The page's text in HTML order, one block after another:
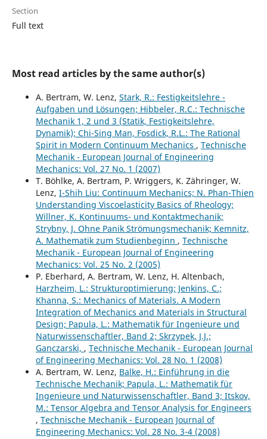
Section
Full text
Most read articles by the same author(s)
A. Bertram, W. Lenz, Stark, R.: Festigkeitslehre -
Aufgaben und Lösungen; Hibbeler, R.C.: Technische
Mechanik 1, 2 und 3 (Statik, Festigkeitslehre,
Dynamik); Chi-Sing Man, Fosdick, R.L.: The Rational
Spirit in Modern Continuum Mechanics , Technische
Mechanik - European Journal of Engineering
Mechanics: Vol. 27 No. 1 (2007)
T. Böhlke, A. Bertram, P. Wriggers, K. Zähringer, W.
Lenz, I-Shih Liu: Continuum Mechanics; N. Phan-Thien
Understanding Viscoelasticity Basics of Rheology;
Willner, K. Kontinuums- und Kontaktmechanik;
Strybny, J. Ohne Panik Strömungsmechanik; Kemnitz,
A. Mathematik zum Studienbeginn , Technische
Mechanik - European Journal of Engineering
Mechanics: Vol. 25 No. 2 (2005)
P. Eberhard, A. Bertram, W. Lenz, H. Altenbach,
Harzheim, L.: Strukturoptimierung; Jenkins, C.;
Khanna, S.: Mechanics of Materials. A Modern
Integration of Mechanics and Materials in Structural
Design; Papula, L.: Mathematik für Ingenieure und
Naturwissenschaftler, Band 2; Skrzypek, J.J.;
Ganczarski, , Technische Mechanik - European Journal
of Engineering Mechanics: Vol. 28 No. 1 (2008)
A. Bertram, W. Lenz, Balke, H.: Einführung in die
Technische Mechanik; Papula, L.: Mathematik für
Ingenieure und Naturwissenschaftler, Band 3; Itskov,
M.: Tensor Algebra and Tensor Analysis for Engineers
, Technische Mechanik - European Journal of
Engineering Mechanics: Vol. 28 No. 3-4 (2008)